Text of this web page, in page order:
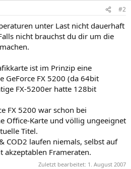
#2
unter Last nicht dauerhaft
nicht brauchst du dir um die
ist im Prinzip eine
GeForce FX 5200 (da 64bit
FX-5200er hatte 128bit
FX 5200 war schon bei
Office-Karte und völlig ungeeignet
Titel.
COD2 laufen niemals, selbst auf
Frameraten.
Zuletzt bearbeitet: 1. August 2007